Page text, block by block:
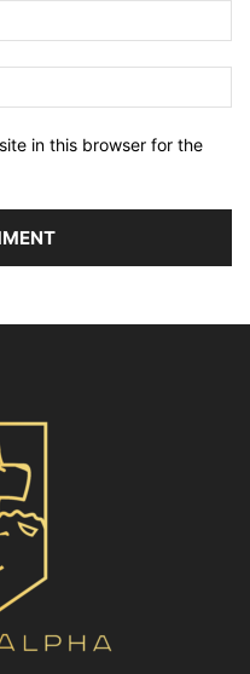
in this browser for the